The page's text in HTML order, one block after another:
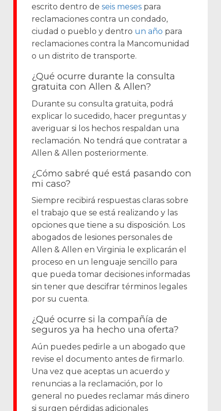
escrito dentro de seis mesespara
reclamaciones contra un condado,
ciudad o pueblo y dentro un año para
reclamaciones contra la Mancomunidad
o un distrito de transporte.
¿Qué ocurre durante la consulta
gratuita con Allen & Allen?
Durante su consulta gratuita, podrá
explicar lo sucedido, hacer preguntas y
averiguar si los hechos respaldan una
reclamación. No tendrá que contratar a
Allen & Allen posteriormente.
¿Cómo sabré qué está pasando con
mi caso?
Siempre recibirá respuestas claras sobre
el trabajo que se está realizando y las
opciones que tiene a su disposición. Los
abogados de lesiones personales de
Allen & Allen en Virginia le explicarán el
proceso en un lenguaje sencillo para
que pueda tomar decisiones informadas
sin tener que descifrar términos legales
por su cuenta.
¿Qué ocurre si la compañía de
seguros ya ha hecho una oferta?
Aún puedes pedirle a un abogado que
revise el documento antes de firmarlo.
Una vez que aceptas un acuerdo y
renuncias a la reclamación, por lo
general no puedes reclamar más dinero
si surgen pérdidas adicionales